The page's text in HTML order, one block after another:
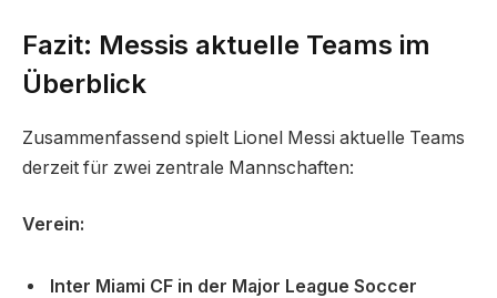
Fazit: Messis aktuelle Teams im
Überblick
Zusammenfassend spielt Lionel Messi aktuelle Teams
derzeit für zwei zentrale Mannschaften:
Verein:
Inter Miami CF in der Major League Soccer